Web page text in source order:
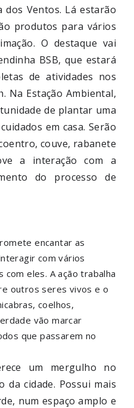
dos Ventos. Lá estarão
produtos para vários
O destaque vai
BSB, que estará
de atividades nos
Na Estação Ambiental,
de plantar uma
em casa. Serão
couve, rabanete
a interação com a
do processo de
encantar as
com vários
eles. A ação trabalha
outros seres vivos e o
coelhos,
vão marcar
que passarem no
um mergulho no
da cidade. Possui mais
num espaço amplo e